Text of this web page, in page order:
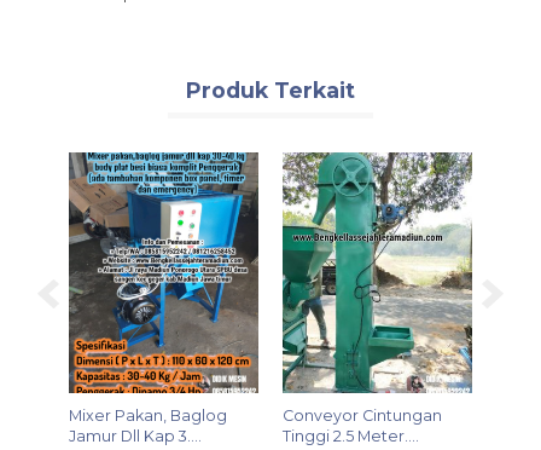
Produk Terkait
Mixer Pakan, Baglog
Jamur Dll Kap 3....
Conveyor Cintungan
Tinggi 2.5 Meter....